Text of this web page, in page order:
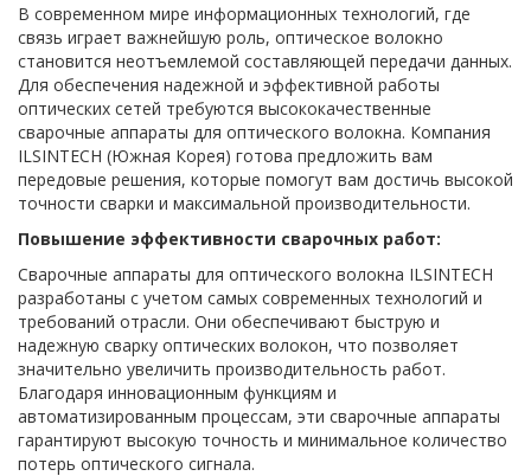
В современном мире информационных технологий, где
связь играет важнейшую роль, оптическое волокно
становится неотъемлемой составляющей передачи данных.
Для обеспечения надежной и эффективной работы
оптических сетей требуются высококачественные
сварочные аппараты для оптического волокна. Компания
ILSINTECH (Южная Корея) готова предложить вам
передовые решения, которые помогут вам достичь высокой
точности сварки и максимальной производительности.
Повышение эффективности сварочных работ:
Сварочные аппараты для оптического волокна ILSINTECH
разработаны с учетом самых современных технологий и
требований отрасли. Они обеспечивают быструю и
надежную сварку оптических волокон, что позволяет
значительно увеличить производительность работ.
Благодаря инновационным функциям и
автоматизированным процессам, эти сварочные аппараты
гарантируют высокую точность и минимальное количество
потерь оптического сигнала.